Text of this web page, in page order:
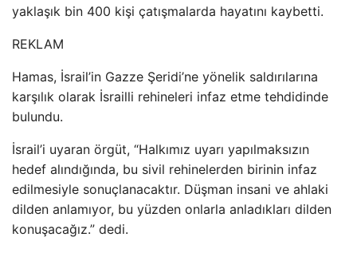
yaklaşık bin 400 kişi çatışmalarda hayatını kaybetti.
REKLAM
Hamas, İsrail’in Gazze Şeridi’ne yönelik saldırılarına
karşılık olarak İsrailli rehineleri infaz etme tehdidinde
bulundu.
İsrail’i uyaran örgüt, “Halkımız uyarı yapılmaksızın
hedef alındığında, bu sivil rehinelerden birinin infaz
edilmesiyle sonuçlanacaktır. Düşman insani ve ahlaki
dilden anlamıyor, bu yüzden onlarla anladıkları dilden
konuşacağız.” dedi.